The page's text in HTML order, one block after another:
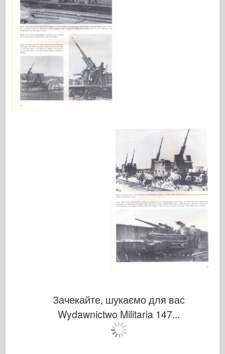
Зачекайте, шукаємо для вас
Wydawnictwo Militaria 147...